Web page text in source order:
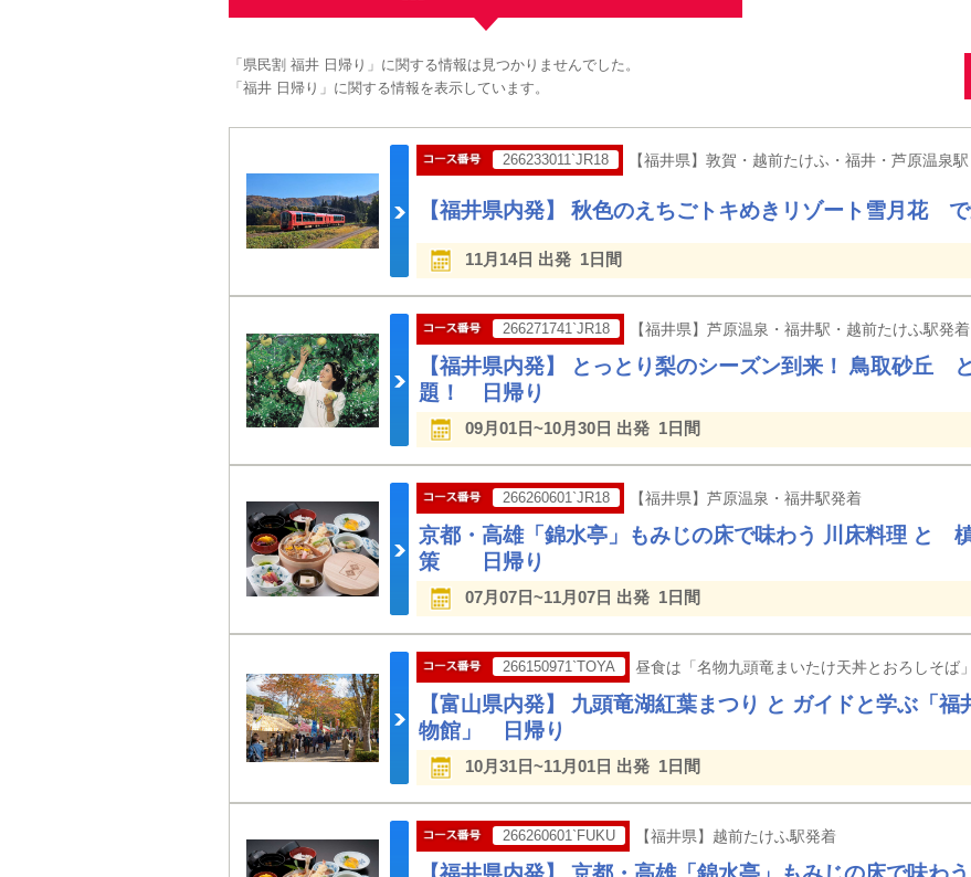
「県民割 福井 日帰り」に関する情報は見つかりませんでした。
「福井 日帰り」に関する情報を表示しています。
266233011`JR18 【福井県】敦賀・越前たけふ・福井・芦原温泉駅
【福井県内発】 秋色のえちごトキめきリゾート雪月花
11月14日 出発 1日間
266271741`JR18 【福井県】芦原温泉・福井駅・越前たけふ駅発着
【福井県内発】 とっとり梨のシーズン到来！ 鳥取砂丘
題！ 日帰り
09月01日~10月30日 出発 1日間
266260601`JR18 【福井県】芦原温泉・福井駅発着
京都・高雄「錦水亭」もみじの床で味わう 川床料理 と
策 日帰り
07月07日~11月07日 出発 1日間
266150971`TOYA 昼食は「名物九頭竜まいたけ天丼とおろしそば」
【富山県内発】 九頭竜湖紅葉まつり と ガイドと学ぶ「
物館」 日帰り
10月31日~11月01日 出発 1日間
266260601`FUKU 【福井県】越前たけふ駅発着